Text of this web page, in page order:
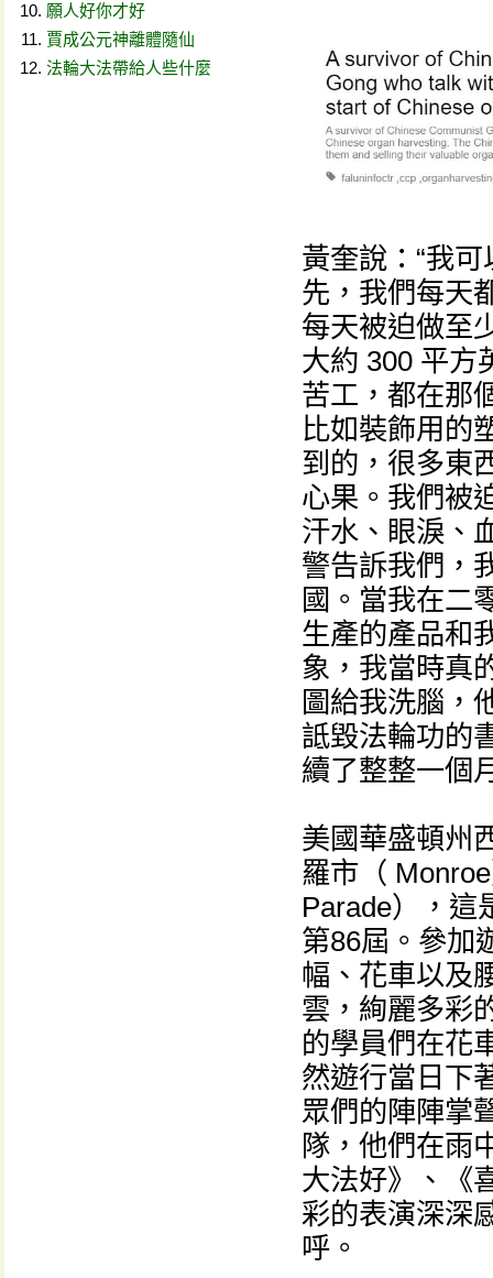
願人好你才好
賈成公元神離體隨仙
法輪大法帶給人些什麼
黃奎說：“我
先，我們每天
每天被迫做至
大約 300 平方
苦工，都在那
比如裝飾用的
到的，很多東
心果。我們被
汗水、眼淚、
警告訴我們，
國。當我在二
生產的產品和
象，我當時真
圖給我洗腦，
詆毀法輪功的
續了整整一個
美國華盛頓州
羅市（
Parade），這
第86屆。參加
幅、花車以及
雲，絢麗多彩
的學員們在花
然遊行當日下
眾們的陣陣掌
隊，他們在雨
大法好》、《
彩的表演深深
呼。